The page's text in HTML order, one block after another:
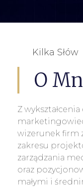
Kilka Słów
O
Z
wizerunek firm
zakresu
zarządzania
oraz
małymi i